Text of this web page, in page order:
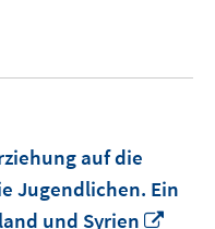
auf die
Jugendlichen. Ein
und Syrien